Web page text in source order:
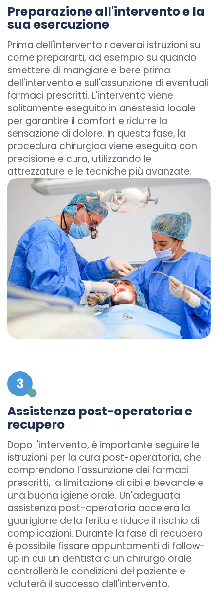
Preparazione all'intervento e la
sua esercuzione
Prima dell'intervento riceverai istruzioni su
come prepararti, ad esempio su quando
smettere di mangiare e bere prima
dell'intervento e sull'assunzione di eventuali
farmaci prescritti. L'intervento viene
solitamente eseguito in anestesia locale
per garantire il comfort e ridurre la
sensazione di dolore. In questa fase, la
procedura chirurgica viene eseguita con
precisione e cura, utilizzando le
attrezzature e le tecniche più avanzate.
Assistenza post-operatoria e
recupero
Dopo l'intervento, è importante seguire le
istruzioni per la cura post-operatoria, che
comprendono l'assunzione dei farmaci
prescritti, la limitazione di cibi e bevande e
una buona igiene orale. Un'adeguata
assistenza post-operatoria accelera la
guarigione della ferita e riduce il rischio di
complicazioni. Durante la fase di recupero
è possibile fissare appuntamenti di follow-
up in cui un dentista o un chirurgo orale
controllerà le condizioni del paziente e
valuterà il successo dell'intervento.